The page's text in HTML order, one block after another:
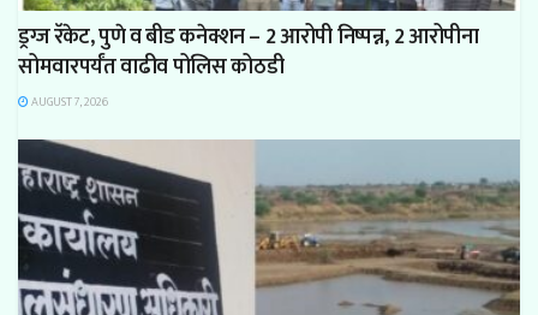
ड्रग्ज रॅकेट, पुणे व बीड कनेक्शन – 2 आरोपी निष्पन्न, 2 आरोपीना
सोमवारपर्यंत वाढीव पोलिस कोठडी
AUGUST 7, 2026